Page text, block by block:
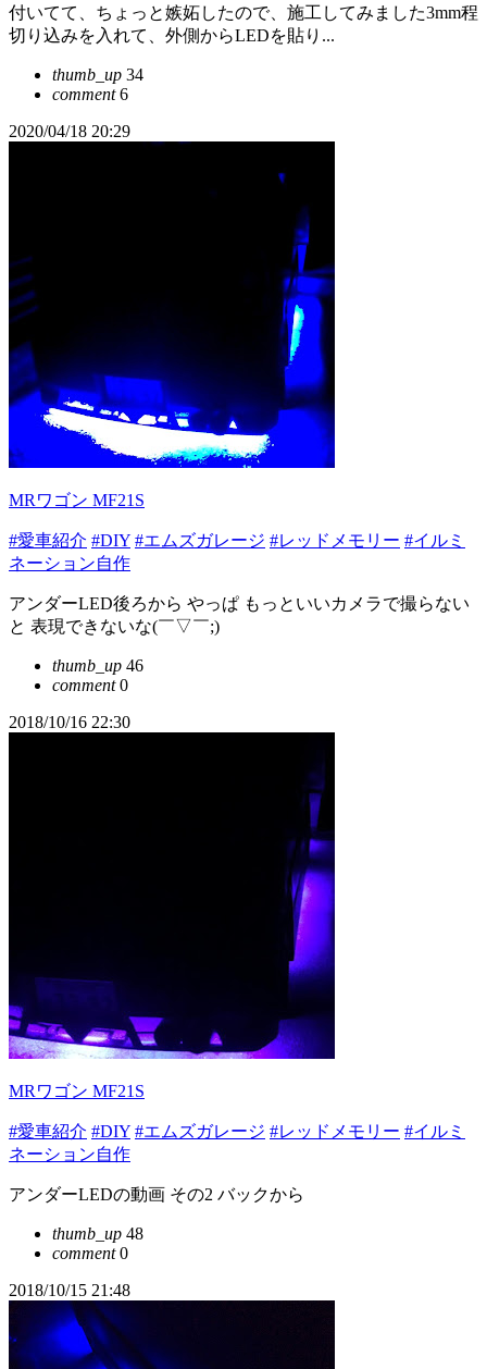
付いてて、ちょっと嫉妬したので、施工してみました3mm程
切り込みを入れて、外側からLEDを貼り...
thumb_up 34
comment6
2020/04/18 20:29
MRワゴン MF21S
#愛車紹介 #DIY #エムズガレージ #レッドメモリー #イルミ
ネーション自作
アンダーLED後ろから やっぱ もっといいカメラで撮らない
と 表現できないな(￣▽￣;)
thumb_up 46
comment0
2018/10/16 22:30
MRワゴン MF21S
#愛車紹介 #DIY #エムズガレージ #レッドメモリー #イルミ
ネーション自作
アンダーLEDの動画 その2 バックから
thumb_up 48
comment0
2018/10/15 21:48